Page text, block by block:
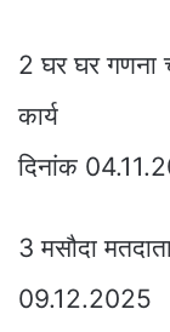
2 घर घर गणना
कार्य
दिनांक
3 मसौदा
09.12.2025